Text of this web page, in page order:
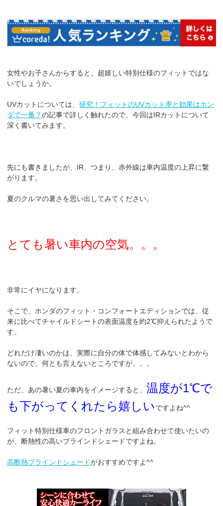
女性やお子さんからすると、超嬉しい特別仕様のフィットではな
いでしょうか。
UVカットについては、研究！フィットのUVカット率と効果はホン
ダで一番？の記事で詳しく触れたので、今回はIRカットについて
深く書いてみます。
先にも書きましたが、IR、つまり、赤外線は車内温度の上昇に繋
がります。
夏のクルマの暑さを思い出してみてください。
とても暑い車内の空気。。。
非常にイヤになります。
そこで、ホンダのフィット・コンフォートエディションでは、従
来に比べてチャイルドシートの表面温度を約2℃抑えられたようで
す。
どれだけ凄いのかは、実際に自分の体で体感してみないとわから
ないので、何とも言えないところですが。。。
ただ、あの暑い夏の車内をイメージすると、 温度が1℃で
も下がってくれたら嬉しいですよね^^
フィット特別仕様車のフロントガラスと組み合わせて使いたいの
が、断熱性の高いブラインドシェードですよね。
高断熱ブラインドシェードがおすすめですよ^^